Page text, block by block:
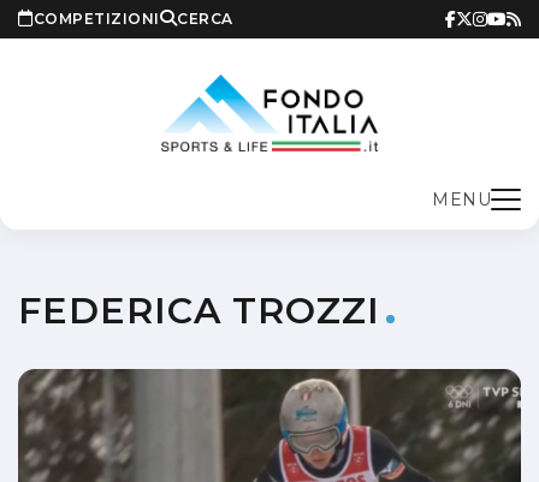
COMPETIZIONI CERCA
MENU
FEDERICA TROZZI